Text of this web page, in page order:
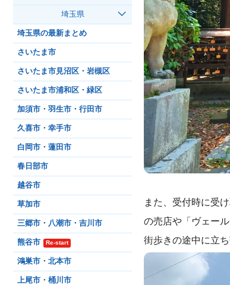
また、受付時に受
の売店や「ヴェー
街歩きの途中に立
埼玉県
埼玉県の最新まとめ
さいたま市
さいたま市見沼区・岩槻区
さいたま市浦和区・緑区
加須市・羽生市・行田市
久喜市・幸手市
白岡市・蓮田市
春日部市
越谷市
草加市
三郷市・八潮市・吉川市
熊谷市 Re-start
鴻巣市・北本市
上尾市・桶川市